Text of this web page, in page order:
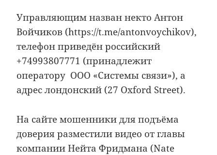
Управляющим назван некто Антон
Войчиков (https://t.me/antonvoychikov),
телефон приведён российский
+74993807771 (принадлежит
оператору ООО «Системы связи»), а
адрес лондонский (27 Oxford Street).
На сайте мошенники для подъёма
доверия разместили видео от главы
компании Нейта Фридмана (Nate